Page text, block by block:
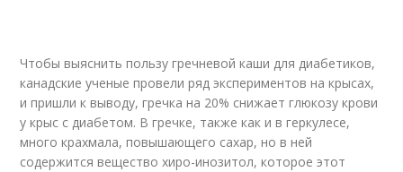
Чтобы выяснить пользу гречневой каши для диабетиков,
канадские ученые провели ряд экспериментов на крысах,
и пришли к выводу, гречка на 20% снижает глюкозу крови
у крыс с диабетом. В гречке, также как и в геркулесе,
много крахмала, повышающего сахар, но в ней
содержится вещество хиро-инозитол, которое этот